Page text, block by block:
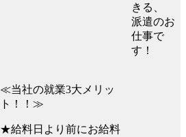
きる、
派遣のお
仕事で
す！
≪当社の就業3大メリッ
ト！！≫
★給料日より前にお給料